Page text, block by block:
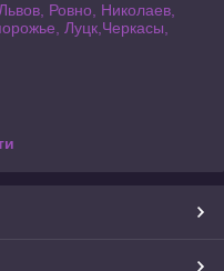
Ровно, Николаев,
Луцк,Черкасы,